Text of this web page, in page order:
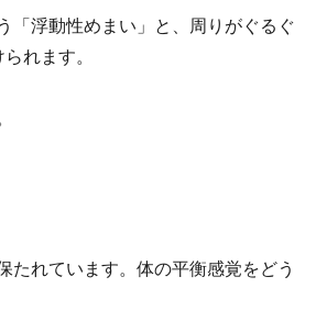
「浮動性めまい」と、周りがぐるぐ
れます。
たれています。体の平衡感覚をどう